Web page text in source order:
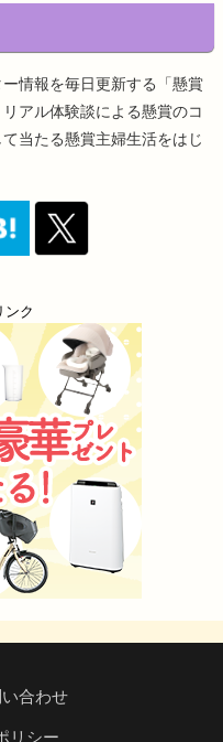
情報を毎日更新する「懸賞
アル体験談による懸賞のコ
当たる懸賞主婦生活をはじ
ンク
合わせ
リシー